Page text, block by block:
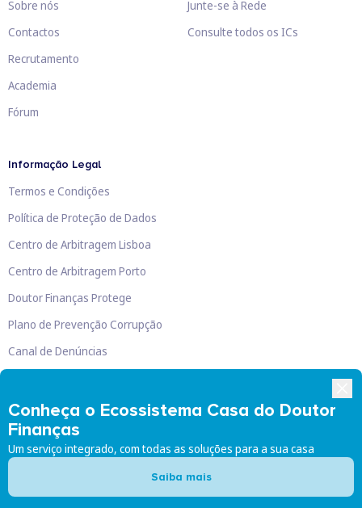
Conheça o Ecossistema Casa do Doutor
Finanças
Um serviço integrado, com todas as soluções para a sua casa
Saiba mais
Sobre nós
Contactos
Recrutamento
Academia
Fórum
Junte-se à Rede
Consulte todos os ICs
Informação Legal
Termos e Condições
Política de Proteção de Dados
Centro de Arbitragem Lisboa
Centro de Arbitragem Porto
Doutor Finanças Protege
Plano de Prevenção Corrupção
Canal de Denúncias
Doutor Finanças, Lda